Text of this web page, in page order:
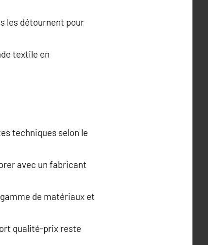
les détournent pour
textile en
techniques selon le
avec un fabricant
de matériaux et
qualité-prix reste